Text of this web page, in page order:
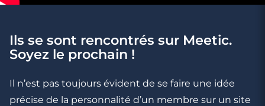
2 minutes
comment gérer ?
Ils se sont rencontrés sur Meetic.
Soyez le prochain !
Il n’est pas toujours évident de se faire une idée
précise de la personnalité d’un membre sur un site